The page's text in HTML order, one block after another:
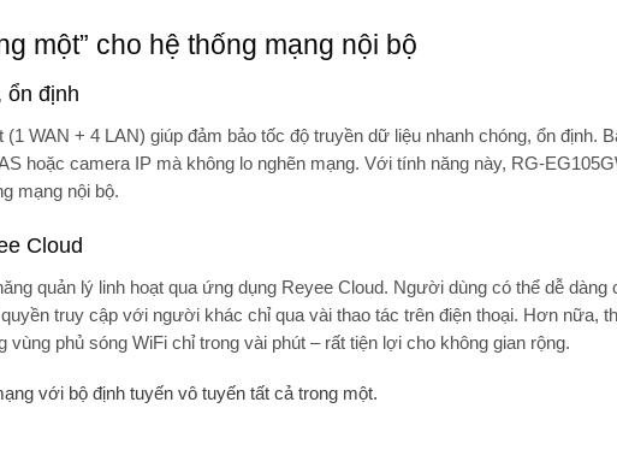
một” cho hệ thống mạng nội bộ
ổn định
(1 WAN + 4 LAN) giúp đảm bảo tốc độ truyền dữ liệu nhanh chóng, ổn định.
hoặc camera IP mà không lo nghẽn mạng. Với tính năng này, RG-
mạng nội bộ.
Cloud
quản lý linh hoạt qua ứng dụng Reyee Cloud. Người dùng có thể dễ dàng
truy cập với người khác chỉ qua vài thao tác trên điện thoại. Hơn nữa,
vùng phủ sóng WiFi chỉ trong vài phút – rất tiện lợi cho không gian rộng.